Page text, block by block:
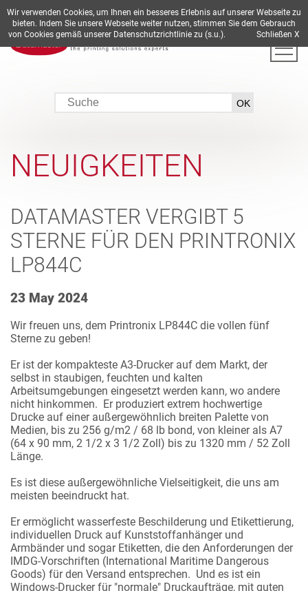
DE EN ES FR IT
NEUIGKEITEN
DATAMASTER VERGIBT 5
STERNE FÜR DEN PRINTRONIX
LP844C
23 May 2024
Wir freuen uns, dem Printronix LP844C die vollen fünf
Sterne zu geben!
Er ist der kompakteste A3-Drucker auf dem Markt, der
selbst in staubigen, feuchten und kalten
Arbeitsumgebungen eingesetzt werden kann, wo andere
nicht hinkommen. Er produziert extrem hochwertige
Drucke auf einer außergewöhnlich breiten Palette von
Medien, bis zu 256 g/m2 / 68 lb bond, von kleiner als A7
(64 x 90 mm, 2 1/2 x 3 1/2 Zoll) bis zu 1320 mm / 52 Zoll
Länge.
Es ist diese außergewöhnliche Vielseitigkeit, die uns am
meisten beeindruckt hat.
Er ermöglicht wasserfeste Beschilderung und Etikettierung,
individuellen Druck auf Kunststoffanhänger und
Armbänder und sogar Etiketten, die den Anforderungen der
IMDG-Vorschriften (International Maritime Dangerous
Goods) für den Versand entsprechen. Und es ist ein
Windows-Drucker für "normale" Druckaufträge, mit guten
Wir verwenden Cookies, um Ihnen ein besseres Erlebnis auf unserer Webseite zu
bieten. Indem Sie unsere Webseite weiter nutzen, stimmen Sie dem Gebrauch
von Cookies gemäß unserer Datenschutzrichtlinie zu (s.u.). Schließen X